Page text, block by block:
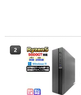
2
2